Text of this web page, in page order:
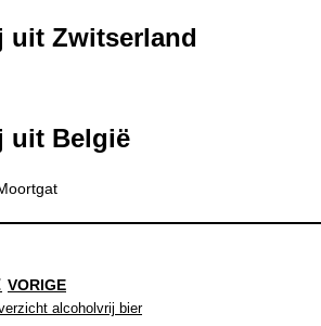
uit Zwitserland
uit België
VORIGE
alcoholvrij bier